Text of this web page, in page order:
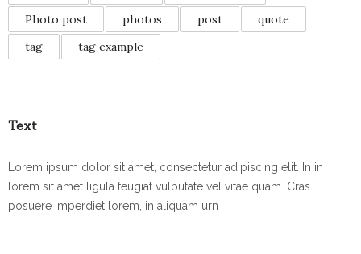
Photo post
photos post
quote
tag
tag example
Text
Lorem ipsum dolor sit amet, consectetur adipiscing elit. In in
lorem sit amet ligula feugiat vulputate vel vitae quam. Cras
posuere imperdiet lorem, in aliquam urn